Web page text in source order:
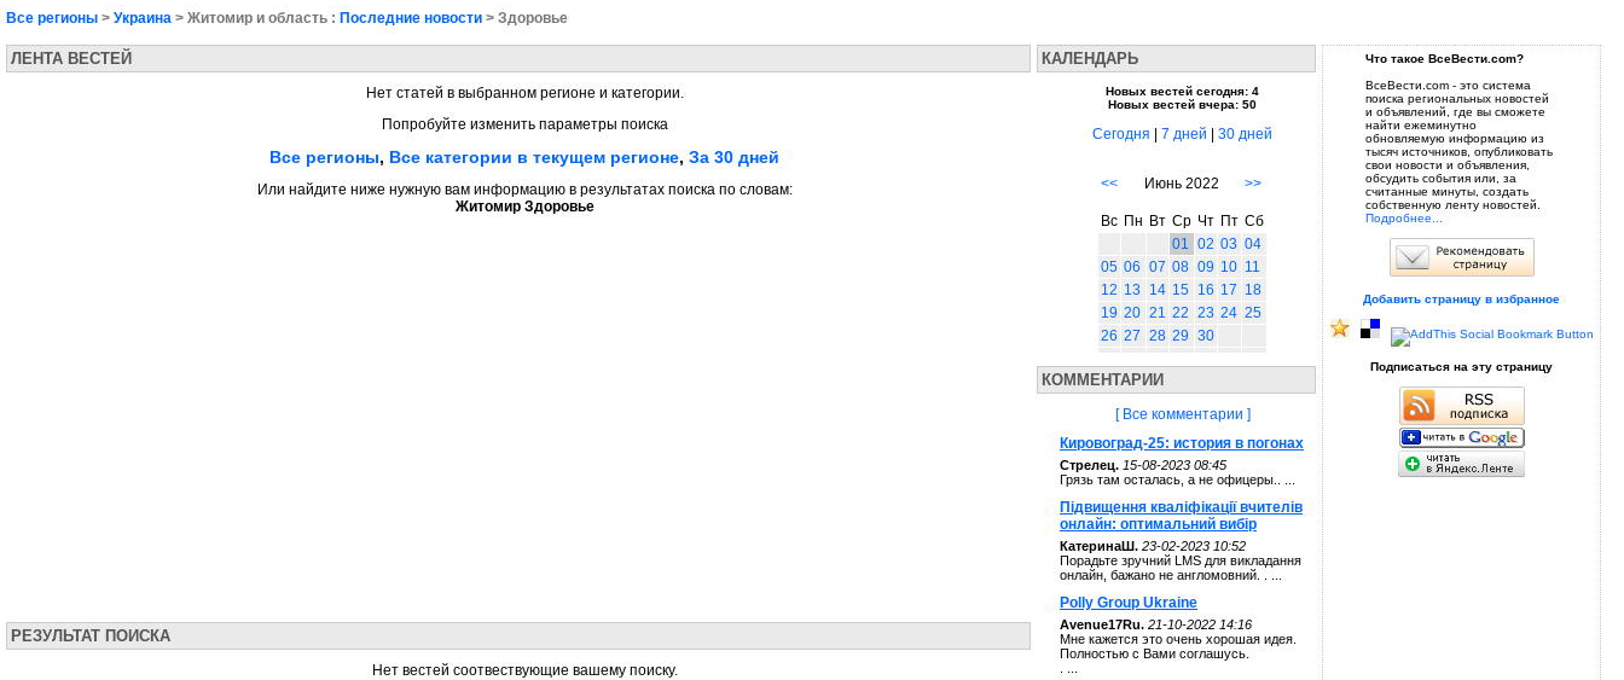
Все регионы > Украина > Житомир и область : Последние новости > Здоровье
ЛЕНТА ВЕСТЕЙ
Нет статей в выбранном регионе и категории.
Попробуйте изменить параметры поиска
Все регионы, Все категории в текущем регионе, За 30 дней
Или найдите ниже нужную вам информацию в результатах поиска по словам:
Житомир Здоровье
РЕЗУЛЬТАТ ПОИСКА
Нет вестей соотвествующие вашему поиску.
КАЛЕНДАРЬ
Новых вестей сегодня: 4
Новых вестей вчера: 50
Сегодня 7 дней 30 дней
<< Июнь 2022 >>
Вс Пн Вт Ср Чт Пт Сб
01 02 03 04
05 06 07 08 09 10 11
12 13 14 15 16 17 18
19 20 21 22 23 24 25
26 27 28 29 30
КОММЕНТАРИИ
[ Все комментарии ]
Кировоград-25: история в погонах
Стрелец. 15-08-2023 08:45
Грязь там осталась, а не офицеры.. ...
Підвищення кваліфікації вчителів
онлайн: оптимальний вибір
КатеринаШ. 23-02-2023 10:52
Порадьте зручний LMS для викладання
онлайн, бажано не англомовний. . ...
Polly Group Ukraine
Avenue17Ru. 21-10-2022 14:16
Мне кажется это очень хорошая идея.
Полностью с Вами соглашусь.
Что такое ВсеВести.com?
ВсеВести.com - это система
поиска региональных новостей
и объявлений, где вы сможете
найти ежеминутно
обновляемую информацию из
тысяч источников, опубликовать
свои новости и объявления,
обсудить события или, за
считанные минуты, создать
собственную ленту новостей.
Подробнее...
Добавить страницу в избранное
Подписаться на эту страницу